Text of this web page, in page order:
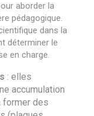
aborder la
pédagogique.
dans la
déterminer le
en charge.
: elles
accumulation
former des